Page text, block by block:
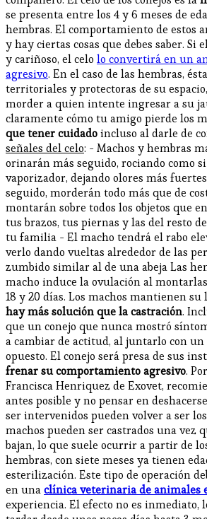
se presenta entre los 4 y 6 meses de
hembras. El comportamiento de estos
y hay ciertas cosas que debes saber. Si
y cariñoso, el celo lo convertirá en un
agresivo. En el caso de las hembras,
territoriales y protectoras de su
morder a quien intente ingresar a su
claramente cómo tu amigo pierde los
que tener cuidadoincluso al darle de
señales del celo: - Machos y hembras
orinarán más seguido, rociando como
vaporizador, dejando olores más
seguido, morderán todo más que de
montarán sobre todos los objetos que
tus brazos, tus piernas y las del resto
tu familia - El macho tendrá el rabo
verlo dando vueltas alrededor de las
zumbido similar al de una abeja Las
macho induce la ovulación al
18 y 20 días. Los machos mantienen
hay más solución que la castración.
que un conejo que nunca mostró
a cambiar de actitud, al juntarlo con un
opuesto. El conejo será presa de sus
frenar su comportamiento agresivo.
Francisca Henriquez de Exovet,
antes posible y no pensar en
ser intervenidos pueden volver a ser
machos pueden ser castrados una vez
bajan, lo que suele ocurrir a partir de
hembras, con siete meses ya tienen
esterilización. Este tipo de operación
en unaclínica veterinaria de animales
experiencia. El efecto no es inmediato,